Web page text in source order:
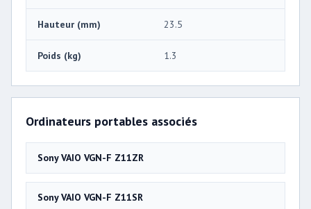
Hauteur (mm) 23.5
Poids (kg) 1.3
Ordinateurs portables associés
Sony VAIO VGN-F Z11ZR
Sony VAIO VGN-F Z11SR